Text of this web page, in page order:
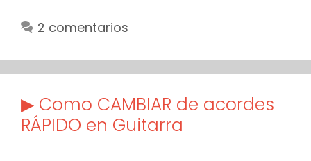
2 comentarios
▶ Como CAMBIAR de acordes
RÁPIDO en Guitarra